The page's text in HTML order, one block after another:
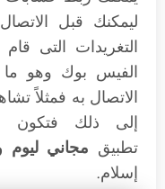
ليمكنك قبل
التغريدات التى
الفيس بوك وهو
الاتصال به فمثلاً
إلى ذلك فتكون
تطبيق مجاني
إسلام.